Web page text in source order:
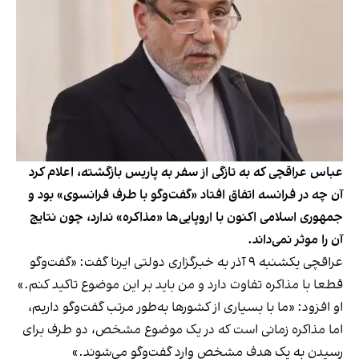
عباس عراقچی که به تازگی از سفر به پاریس بازگشته، اعلام کرد
آن چه در فرانسه اتفاق افتاد «گفت‌وگو با طرف فرانسوی» بود و
جمهوری اسلامی اکنون با اروپایی‌ها «مذاکره» ندارد، چون نتایج
آن را موثر نمی‌داند.
عراقچی یکشنبه ۹ آذر به خبرگزاری دولتی ایرنا گفت: «گفت‌وگو
قطعا با مذاکره تفاوت دارد و من باید بر این موضوع تاکید کنم.»
او افزود: «ما با بسیاری از کشورها به‌طور مرتب گفت‌وگو داریم،
اما مذاکره زمانی است که در یک موضوع مشخص، دو طرف برای
رسیدن به یک هدف مشخص وارد گفت‌وگو می‌شوند.»